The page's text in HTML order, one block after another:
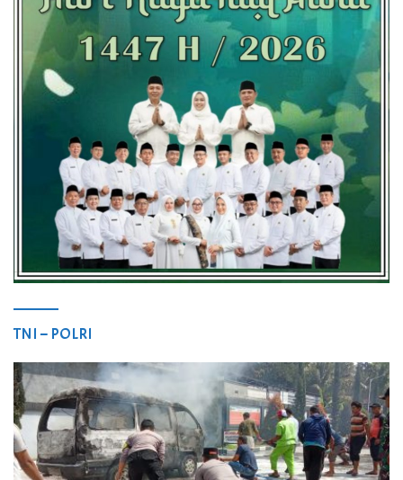
TNI – POLRI